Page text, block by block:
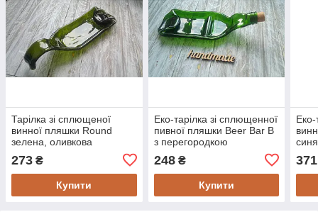
Тарілка зі сплющеної
винної пляшки Round
зелена, оливкова
273 ₴
Купити
Еко-тарілка зі сплющенної
пивної пляшки Beer Bar B
з перегородкою
248₴
Купити
Еко-
синя
371